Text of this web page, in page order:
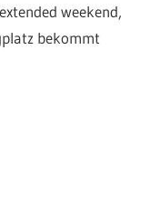
weekend,
bekommt